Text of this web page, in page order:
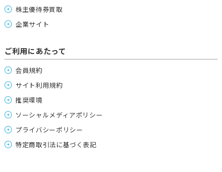
株主優待券買取
企業サイト
ご利用にあたって
会員規約
サイト利用規約
推奨環境
ソーシャルメディアポリシー
プライバシーポリシー
特定商取引法に基づく表記